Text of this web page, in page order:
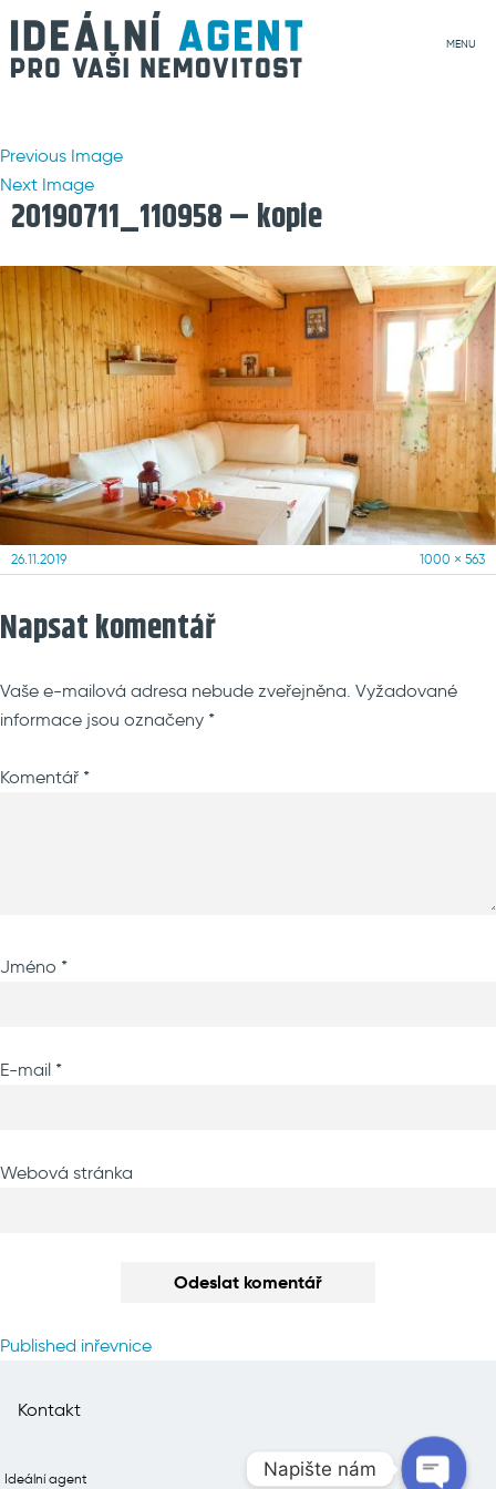
MENU
Previous Image
Next Image
20190711_110958 – kopie
Posted
26.11.2019
Full
1000 × 563
Napsat komentář
Vaše e-mailová adresa nebude zveřejněna. Vyžadované
informace jsou označeny *
Komentář *
Jméno *
E-mail *
Webová stránka
Navigace
příspěvek
Published inřevnice
Kontakt
Ideální agent Napište nám